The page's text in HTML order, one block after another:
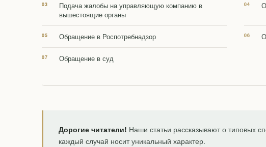
Подача жалобы на управляющую компанию в
вышестоящие органы
Обращение в Роспотребнадзор
Обращение в суд
Дорогие читатели! Наши статьи рассказывают о типовых
каждый случай носит уникальный характер.